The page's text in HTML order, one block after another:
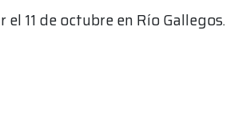
11 de octubre en Río Gallegos.